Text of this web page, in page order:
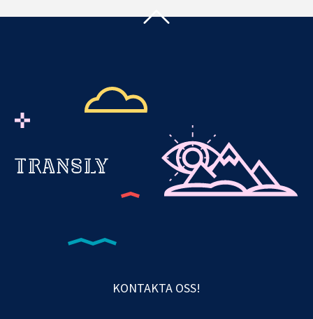
KONTAKTA OSS!